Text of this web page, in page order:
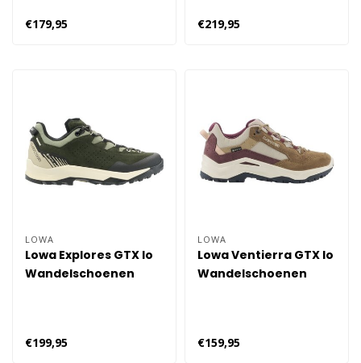
€179,95 €219,95
LOWA
Lowa Explores GTX lo
Wandelschoenen
€199,95
LOWA
Lowa Ventierra GTX lo
Wandelschoenen
€159,95